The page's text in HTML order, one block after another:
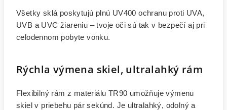
Všetky sklá poskytujú plnú UV400 ochranu proti UVA,
UVB a UVC žiareniu – tvoje oči sú tak v bezpečí aj pri
celodennom pobyte vonku.
Rýchla výmena skiel, ultralahký rám
Flexibilný rám z materiálu TR90 umožňuje výmenu
skiel v priebehu pár sekúnd. Je ultralahký, odolný a